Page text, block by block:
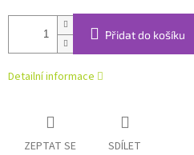
Přidat do košíku
Detailní informace
ZEPTAT SE SDÍLET